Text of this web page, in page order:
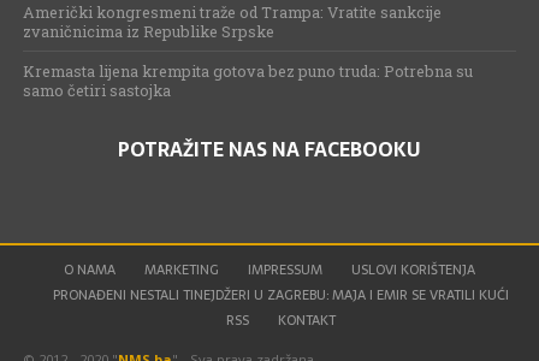
Američki kongresmeni traže od Trampa: Vratite sankcije
zvaničnicima iz Republike Srpske
Kremasta lijena krempita gotova bez puno truda: Potrebna su
samo četiri sastojka
POTRAŽITE NAS NA FACEBOOKU
O NAMA MARKETING IMPRESSUM
USLOVI KORIŠTENJA
PRONAĐENI NESTALI TINEJDŽERI U ZAGREBU: MAJA I EMIR SE VRATILI KUĆI
RSS
KONTAKT